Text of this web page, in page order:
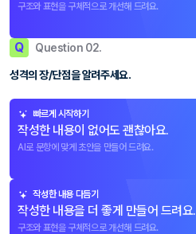
구조와 표현을 구체적으로 개선해 드려요.
Q Question 02.
성격의 장/단점을 알려주세요.
빠르게 시작하기
작성한 내용이 없어도 괜찮아요.
AI로 문항에 맞게 초안을 만들어 드려요.
작성한 내용 다듬기
작성한 내용을 더 좋게 만들어 드려요.
구조와 표현을 구체적으로 개선해 드려요.